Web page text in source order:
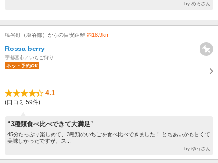
by めろさん
塩谷町（塩谷郡）からの目安距離 約18.9km
Rossa berry
宇都宮市／いちご狩り
ネット予約OK
4.1
(口コミ 59件)
“3種類食べ比べできて大満足”
45分たっぷり楽しめて、3種類のいちごを食べ比べできました！ とちあいかも甘くて
美味しかったですが、ス...
by ゆうさん